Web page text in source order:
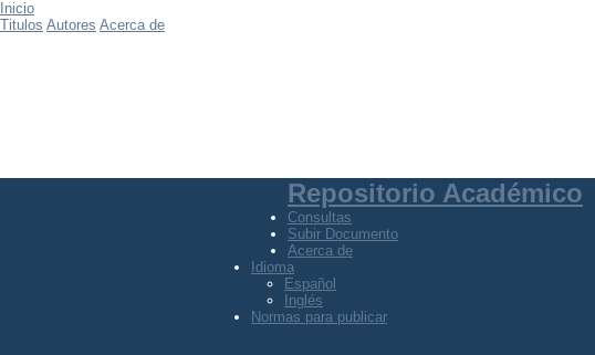
Inicio
Titulos Autores Acerca de
Repositorio Académico
Consultas
Subir Documento
Acerca de
Idioma
Español
Inglés
Normas para publicar